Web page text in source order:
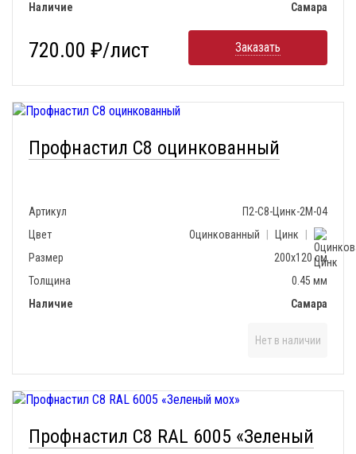
Наличие
Самара
720.00 ₽/лист Заказать
Профнастил С8 оцинкованный
Артикул
П2-С8-Цинк-2М-04
Цвет
Оцинкованный Цинк
Размер
200х120 см
Толщина
0.45 мм
Наличие
Самара
Нет в наличии
Профнастил С8 RAL 6005 «Зеленый